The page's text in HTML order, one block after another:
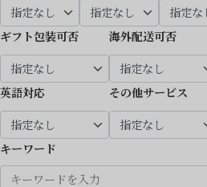
ギフト包装可否 海外配送可否
英語対応 その他サービス
キーワード